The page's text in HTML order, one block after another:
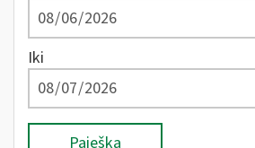
Iki
Paieška